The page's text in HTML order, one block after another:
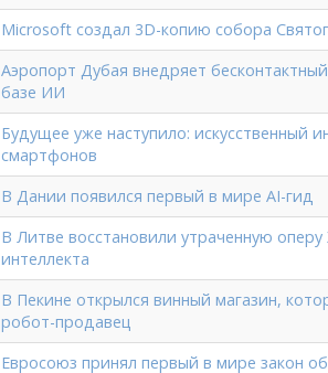
Microsoft создал 3D-копию собора
Аэропорт Дубая внедряет
базе ИИ
Будущее уже наступило: искусственный
смартфонов
В Дании появился первый в мире AI-гид
В Литве восстановили утраченную
интеллекта
В Пекине открылся винный магазин,
робот-продавец
Евросоюз принял первый в мире закон